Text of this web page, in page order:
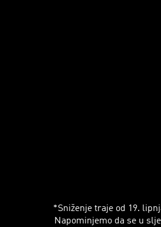
*Sniženje traje od 19.
Napominjemo da se u